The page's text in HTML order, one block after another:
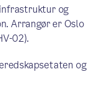
og
Arrangør er Oslo
02).
og